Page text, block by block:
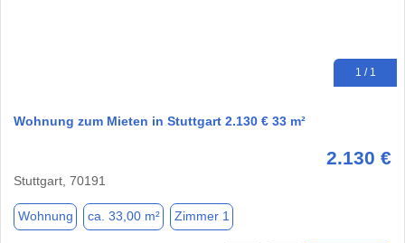
1 / 1
Wohnung zum Mieten in Stuttgart 2.130 € 33 m²
2.130 €
Stuttgart, 70191
Wohnung ca. 33,00 m² Zimmer 1